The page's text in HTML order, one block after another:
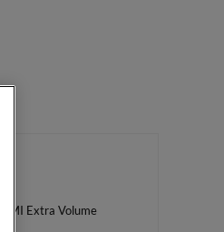
Extra Volume